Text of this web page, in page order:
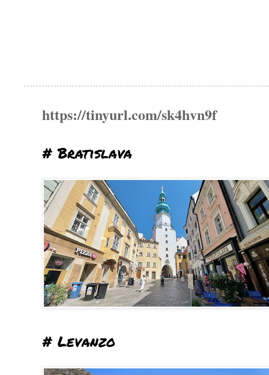
https://tinyurl.com/sk4hvn9f
# Bratislava
# Levanzo